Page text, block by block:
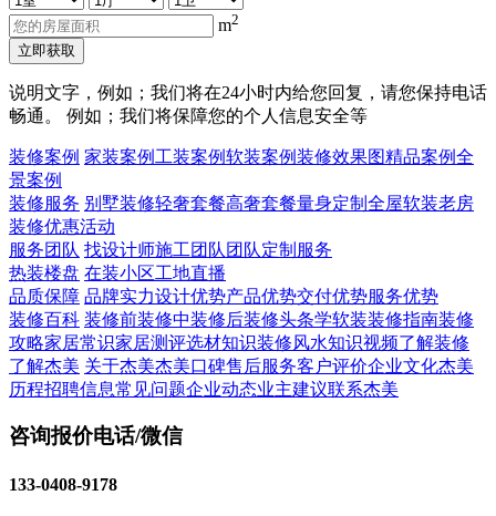
m2
立即获取
说明文字，例如；我们将在24小时内给您回复，请您保持电话
畅通。 例如；我们将保障您的个人信息安全等
装修案例 家装案例 工装案例软装案例装修效果图精品案例全
景案例
装修服务 别墅装修轻奢套餐高奢套餐量身定制 全屋软装老房
装修优惠活动
服务团队 找设计师施工团队 团队定制服务
热装楼盘 在装小区工地直播
品质保障 品牌实力设计优势产品优势交付优势服务优势
装修百科 装修前装修中装修后装修头条学软装装修指南装修
攻略家居常识家居测评选材知识装修风水知识视频了解装修
了解杰美 关于杰美杰美口碑售后服务客户评价企业文化杰美
历程招聘信息常见问题企业动态业主建议联系杰美
咨询报价电话/微信
133-0408-9178